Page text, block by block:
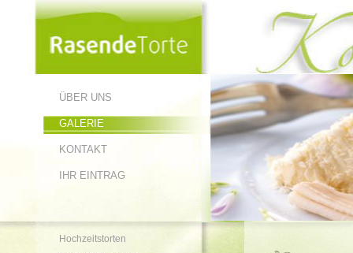
ÜBER UNS
GALERIE
KONTAKT
IHR EINTRAG
Hochzeitstorten